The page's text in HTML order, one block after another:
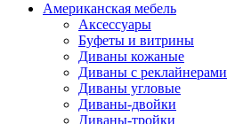
Американская мебель
Аксессуары
Буфеты и витрины
Диваны кожаные
Диваны с реклайнерами
Диваны угловые
Диваны-двойки
Диваны-тройки